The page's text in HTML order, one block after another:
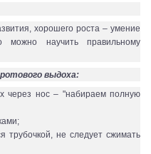
хорошего роста – умение
можно научить правильному
выдоха:
через нос – "набираем полную
трубочкой, не следует сжимать